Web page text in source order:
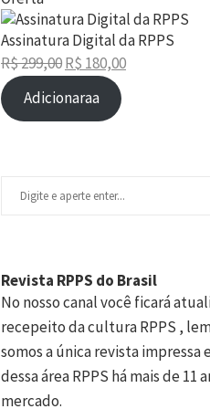
Produto
em
Assinatura Digital da RPPS
R$299,00
O
preço
original
R$ 180,00
O
preço
atual
Adicionaraa
Revista RPPS do Brasil
No nosso canal você ficará
recepeito da cultura RPPS ,
somos a única revista impressa
dessa área RPPS há mais de 11
mercado.